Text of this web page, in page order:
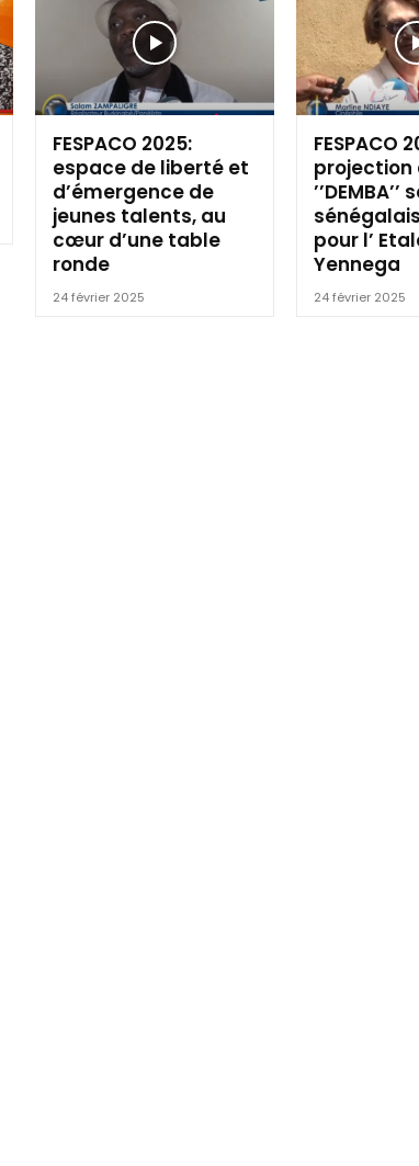
FESPACO 2025:
espace de liberté et
d’émergence de
jeunes talents, au
cœur d’une table
ronde
24 février 2025
FESPACO
projection
pour l’
Yennega
24 février 2025